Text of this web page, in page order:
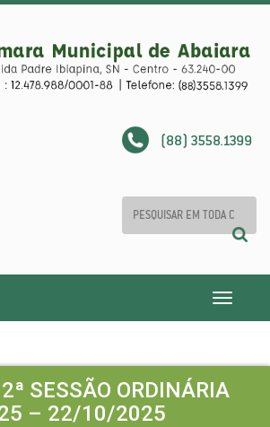
(88) 3558.1399
Toggle
SESSÃO ORDINÁRIA
– 22/10/2025